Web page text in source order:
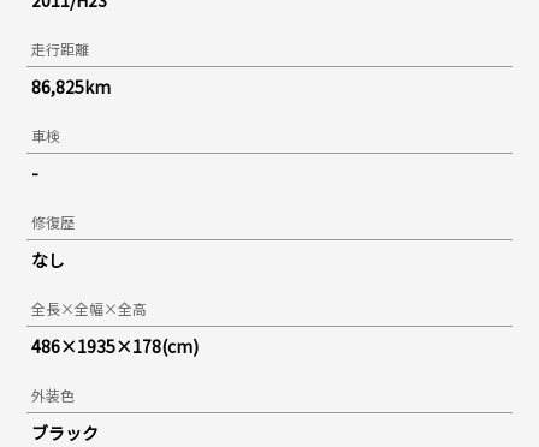
走行距離
86,825km
車検
-
修復歴
なし
全長×全幅×全高
486×1935×178(cm)
外装色
ブラック